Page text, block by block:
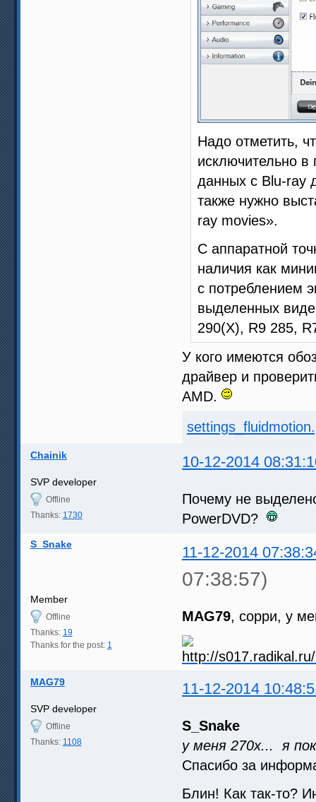
Надо отметить,
исключительно в
данных с Blu-ray
также нужно
ray movies».
С аппаратной
наличия как
с потреблением
выделенных
290(X), R9 285,
У кого имеются
драйвер и
AMD.
Chainik 10-12-2014
SVP developer
Offline
Thanks: 1730
Почему не
PowerDVD?
S_Snake 11-12-2014
07:38:57)
Member
Offline
Thanks: 19
Thanks for the post: 1
MAG79, сорри, у
MAG79 11-12-2014
SVP developer
Offline
Thanks: 1108
S_Snake
у меня 270x... я
Спасибо за
Блин! Как так-то?